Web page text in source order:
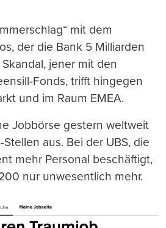
mit dem
der die Bank 5 Milliarden
jener mit den
Fonds, trifft hingegen
und im Raum EMEA.
Jobbörse gestern weltweit
aus. Bei der UBS, die
mehr Personal beschäftigt,
nur unwesentlich mehr.